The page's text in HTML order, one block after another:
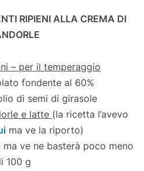
RIPIENI ALLA CREMA DI
– per il temperaggio
fondente al 60%
di semi di girasole
e latte (la ricetta l’avevo
ma ve la riporto)
ve ne basterà poco meno
100 g